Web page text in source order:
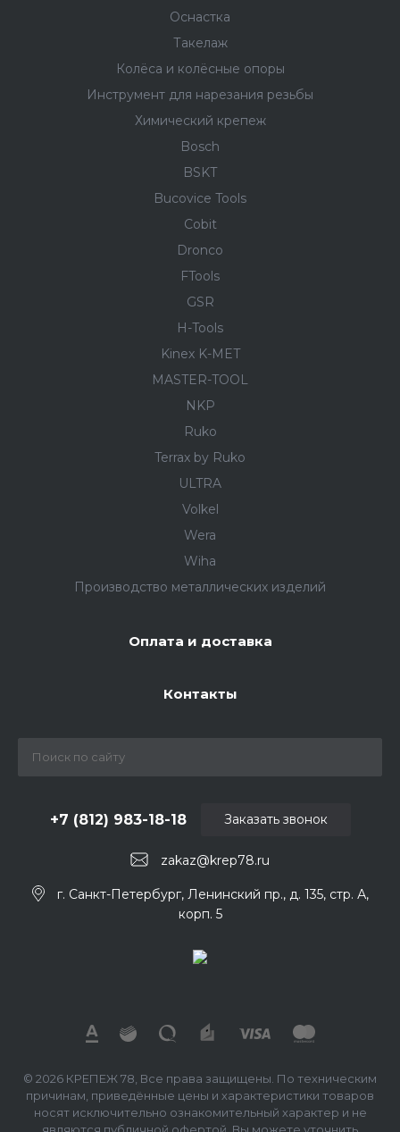
Оснастка
Такелаж
Колёса и колëсные опоры
Инструмент для нарезания резьбы
Химический крепеж
Bosch
BSKT
Bucovice Tools
Cobit
Dronco
FTools
GSR
H-Tools
Kinex K-MET
MASTER-TOOL
NKP
Ruko
Terrax by Ruko
ULTRA
Volkel
Wera
Wiha
Производство металлических изделий
Оплата и доставка
Контакты
zakaz@krep78.ru
+7 (812) 983-18-18
г. Санкт-Петербург, Ленинский пр., д. 135, стр. А,
корп. 5
Заказать звонок
© 2026 КРЕПЕЖ 78, Все права защищены. По техническим
причинам, приведённые цены и характеристики товаров
носят исключительно ознакомительный характер и не